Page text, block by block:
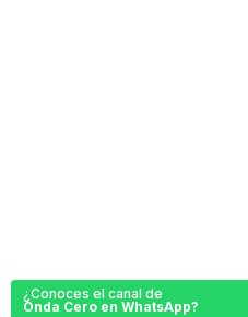
¿Conoces el canal de
Onda Cero en WhatsApp?